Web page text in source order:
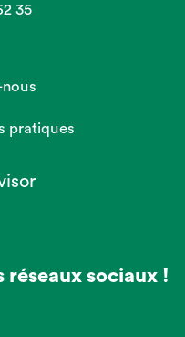
35
pratiques
réseaux sociaux !